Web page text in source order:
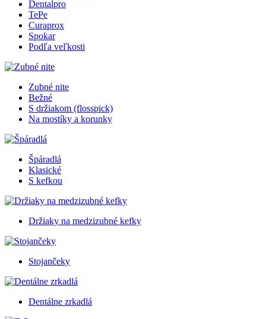
Dentalpro
TePe
Curaprox
Spokar
Podľa veľkosti
Zubné nite
Bežné
S držiakom (flosspick)
Na mostíky a korunky
Špáradlá
Klasické
S kefkou
Držiaky na medzizubné kefky
Stojančeky
Dentálne zrkadlá